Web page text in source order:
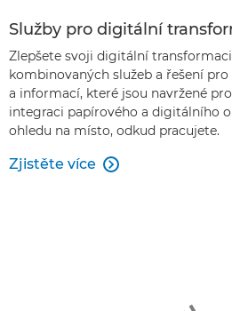
Služby pro digitální
Zlepšete svoji digitální
kombinovaných služeb a řešení pro
a informací, které jsou navržené
integraci papírového a digitálního
ohledu na místo, odkud pracujete.
Zjistěte více 